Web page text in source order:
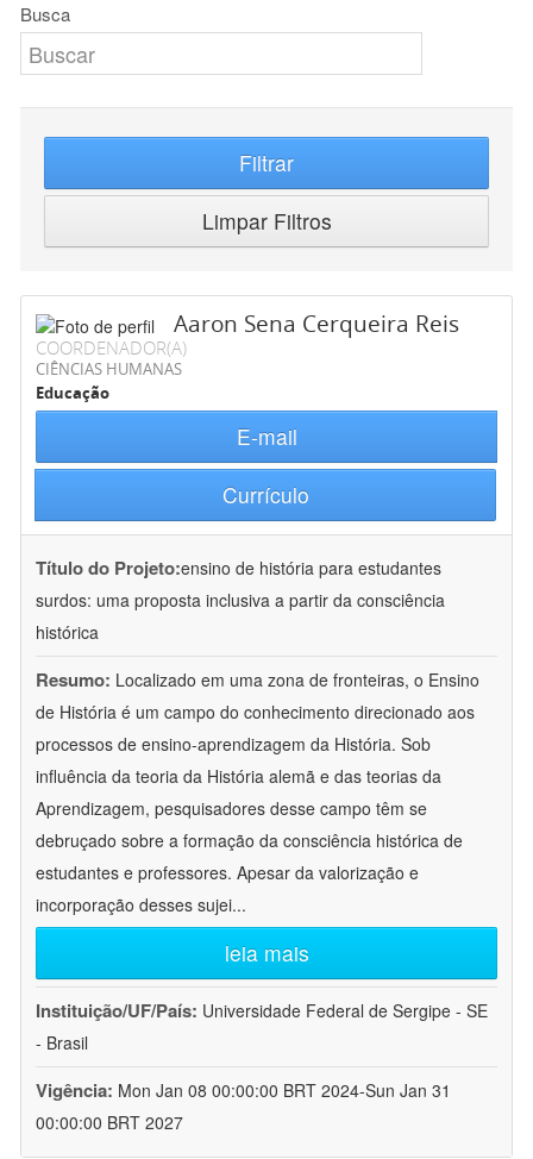
Busca
Filtrar
Limpar Filtros
Aaron Sena Cerqueira Reis
COORDENADOR(A)
CIÊNCIAS HUMANAS
Educação
E-mail
Currículo
Título do Projeto:ensino de história para estudantes
surdos: uma proposta inclusiva a partir da consciência
histórica
Resumo: Localizado em uma zona de fronteiras, o Ensino
de História é um campo do conhecimento direcionado aos
processos de ensino-aprendizagem da História. Sob
influência da teoria da História alemã e das teorias da
Aprendizagem, pesquisadores desse campo têm se
debruçado sobre a formação da consciência histórica de
estudantes e professores. Apesar da valorização e
incorporação desses sujei...
leia mais
Instituição/UF/País: Universidade Federal de Sergipe - SE
- Brasil
Vigência: Mon Jan 08 00:00:00 BRT 2024-Sun Jan 31
00:00:00 BRT 2027